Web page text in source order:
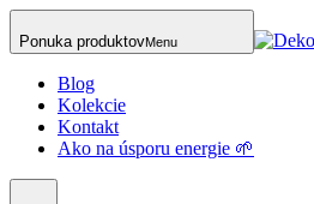
Ponuka produktovMenu
Blog
Kolekcie
Kontakt
Ako na úsporu energie 🌱